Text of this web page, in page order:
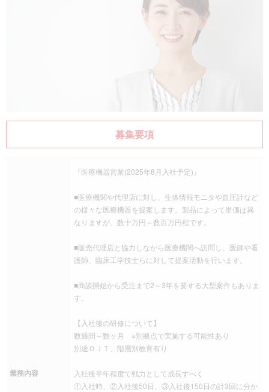
募集要項
業務内容
『医療機器営業(2025年8月入社予定)』
■医療機関や代理店に対し、生体情報モニタや血圧計など
の様々な医療機器を提案します。製品によって単価は異
なりますが、数十万円～数百万円程です。
■販売代理店と協力しながら医療機関へ訪問し、医師や看
護師、臨床工学技士らに対して提案活動を行います。
■商談開始から受注まで2～3年を要する大型案件もありま
す。
【入社後の研修について】
数週間～数ヶ月 ※別拠点で実施する可能性あり
別途ＯＪＴ、階層別教育有り
入社後半年程度で戦力として成長すべく
①入社時、②入社後50日、③入社後150日の計3回に分か